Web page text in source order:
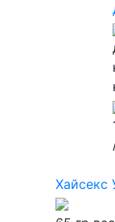
Хайсекс